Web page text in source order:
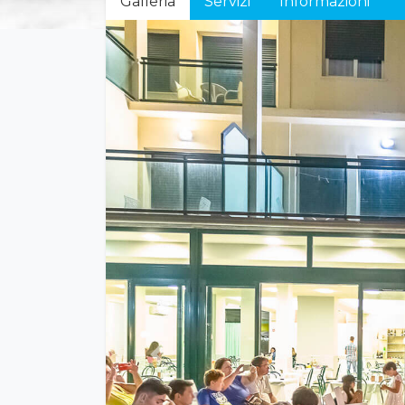
Previous